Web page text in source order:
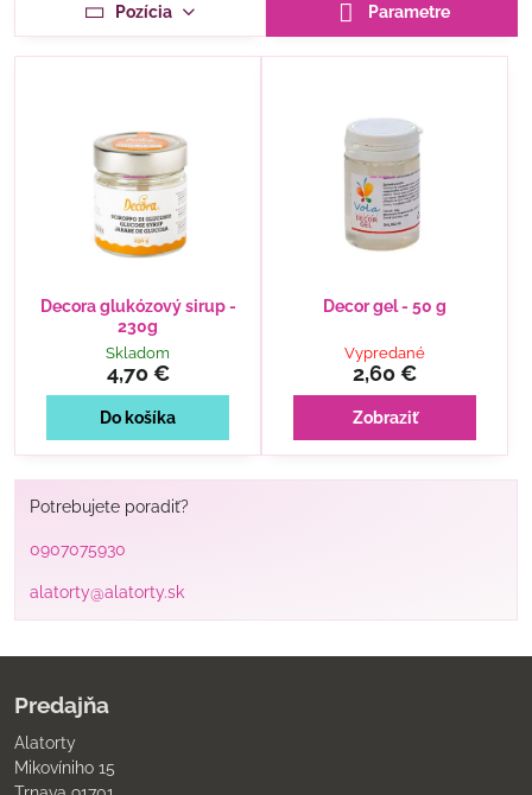
Pozícia Parametre
Decora glukózový sirup -
230g
Skladom
4,70 €
Do košíka
Decor gel - 50 g
Vypredané
2,60 €
Zobraziť
Potrebujete poradiť?
0907075930
alatorty@alatorty.sk
Predajňa
Alatorty
Mikovíniho 15